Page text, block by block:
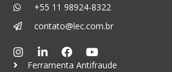
+55 11 98924-8322
contato@lec.com.br
Ferramenta Antifraude